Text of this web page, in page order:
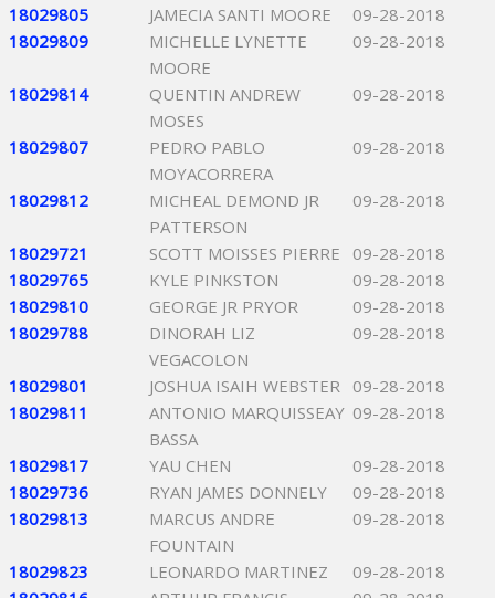
18029805 JAMECIA SANTI MOORE
09-28-2018
18029809
MICHELLE LYNETTE
MOORE
09-28-2018
18029814
QUENTIN ANDREW
MOSES
09-28-2018
18029807
PEDRO PABLO
MOYACORRERA
09-28-2018
18029812
MICHEAL DEMOND JR
PATTERSON
09-28-2018
18029721 SCOTT MOISSES PIERRE
09-28-2018
18029765
KYLE PINKSTON
09-28-2018
18029810
GEORGE JR PRYOR
09-28-2018
18029788
DINORAH LIZ
VEGACOLON
09-28-2018
18029801 JOSHUA ISAIH WEBSTER 09-28-2018
18029811
ANTONIO MARQUISSEAY
BASSA
09-28-2018
18029817 YAU CHEN
09-28-2018
18029736
RYAN JAMES DONNELY
09-28-2018
18029813
MARCUS ANDRE
FOUNTAIN
09-28-2018
18029823 LEONARDO MARTINEZ
09-28-2018